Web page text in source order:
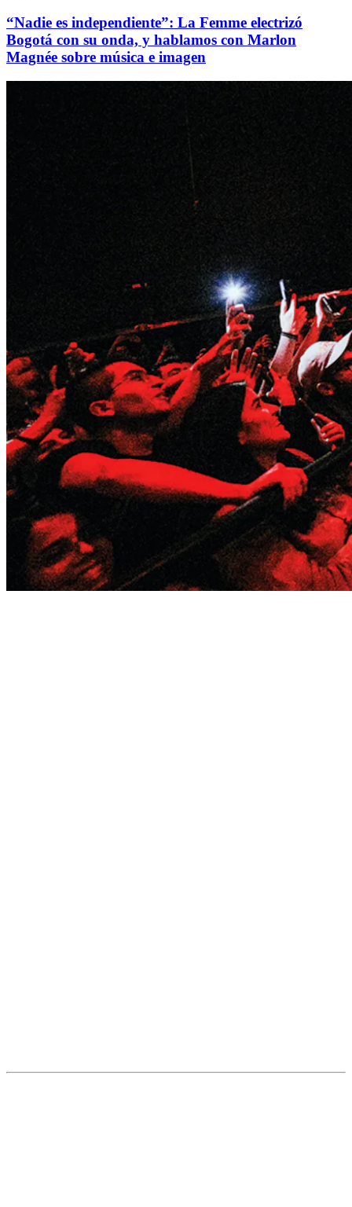
“Nadie es independiente”: La Femme electrizó
Bogotá con su onda, y hablamos con Marlon
Magnée sobre música e imagen